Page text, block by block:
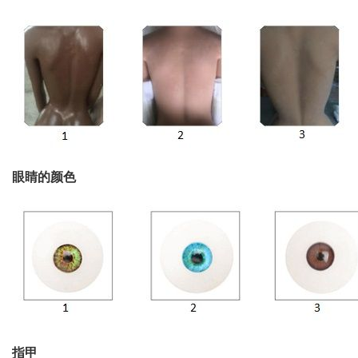
眼睛的颜色
指甲